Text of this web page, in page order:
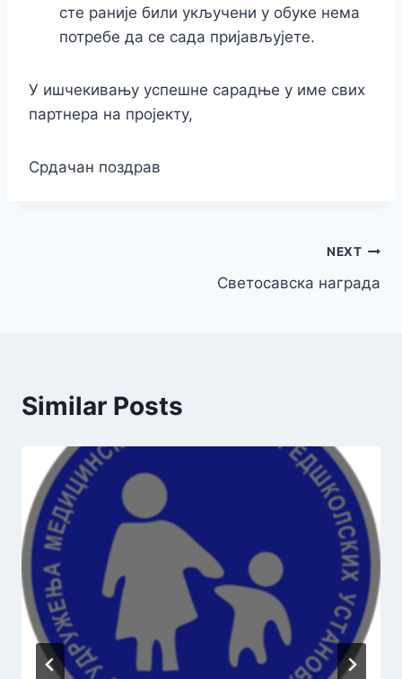
сте раније били укључени у обуке нема
потребе да се сада пријављујете.
У ишчекивању успешне сарадње у име свих
партнера на пројекту,
Срдачан поздрав
NEXT
Светосавска награда
Similar Posts